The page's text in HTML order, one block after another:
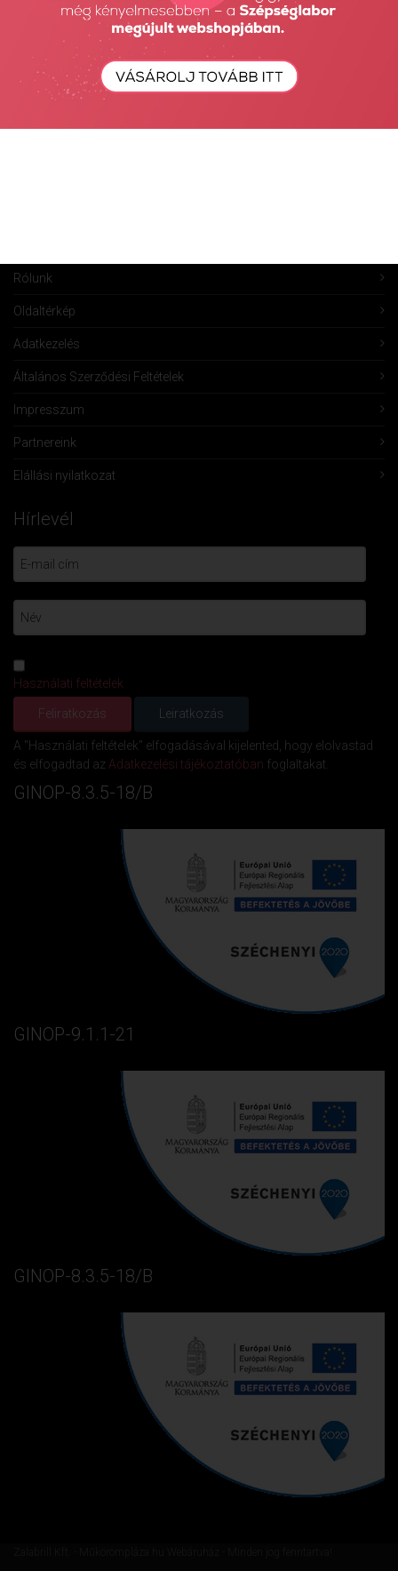
Kívánságlista
Összehasonlítás
Vásárlás
Rólunk
Oldaltérkép
Adatkezelés
Általános Szerződési Feltételek
Impresszum
Partnereink
Elállási nyilatkozat
Hírlevél
Használati feltételek
A "Használati feltételek" elfogadásával kijelented, hogy elolvastad
és elfogadtad az Adatkezelési tájékoztatóban foglaltakat.
GINOP-8.3.5-18/B
GINOP-9.1.1-21
GINOP-8.3.5-18/B